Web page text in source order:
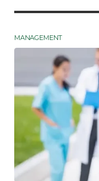
MANAGEMENT